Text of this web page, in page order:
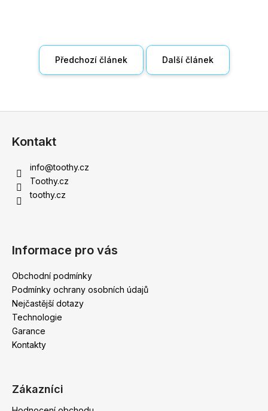
Předchozí článek Další článek
Kontakt
info@toothy.cz
Toothy.cz
toothy.cz
Informace pro vás
Obchodní podmínky
Podmínky ochrany osobních údajů
Nejčastější dotazy
Technologie
Garance
Kontakty
Zákazníci